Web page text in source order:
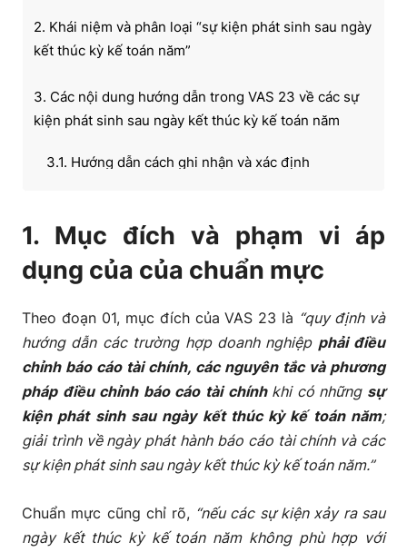
2. Khái niệm và phân loại “sự kiện phát sinh sau ngày
kết thúc kỳ kế toán năm”
3. Các nội dung hướng dẫn trong VAS 23 về các sự
kiện phát sinh sau ngày kết thúc kỳ kế toán năm
3.1. Hướng dẫn cách ghi nhận và xác định
4. So sánh IAS 10 và VAS 23
1. Mục đích và phạm vi áp
dụng của của chuẩn mực
Theo đoạn 01, mục đích của VAS 23 là “quy định và
hướng dẫn các trường hợp doanh nghiệp phải điều
chỉnh báo cáo tài chính, các nguyên tắc và phương
pháp điều chỉnh báo cáo tài chínhkhi có nhữngsự
kiện phát sinh sau ngày kết thúc kỳ kế toán năm;
giải trình về ngày phát hành báo cáo tài chính và các
sự kiện phát sinh sau ngày kết thúc kỳ kế toán năm.”
Chuẩn mực cũng chỉ rõ, “nếu các sự kiện xảy ra sau
ngày kết thúc kỳ kế toán năm không phù hợp với